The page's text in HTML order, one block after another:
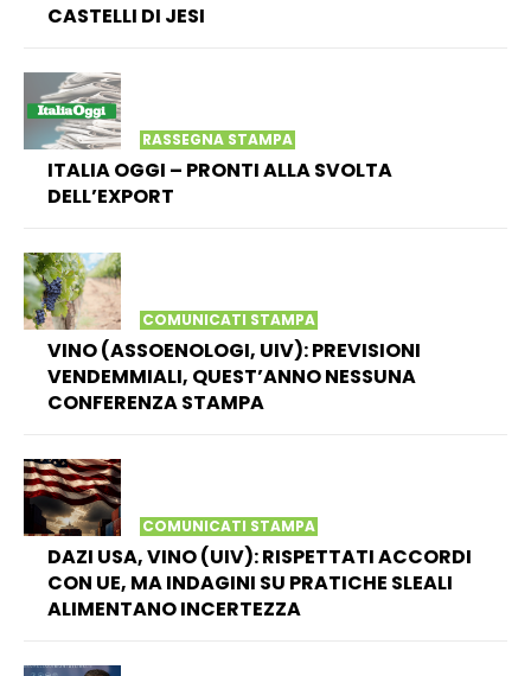
CASTELLI DI JESI
RASSEGNA STAMPA
ITALIA OGGI – PRONTI ALLA SVOLTA
DELL’EXPORT
COMUNICATI STAMPA
VINO (ASSOENOLOGI, UIV): PREVISIONI
VENDEMMIALI, QUEST’ANNO NESSUNA
CONFERENZA STAMPA
COMUNICATI STAMPA
DAZI USA, VINO (UIV): RISPETTATI ACCORDI
CON UE, MA INDAGINI SU PRATICHE SLEALI
ALIMENTANO INCERTEZZA